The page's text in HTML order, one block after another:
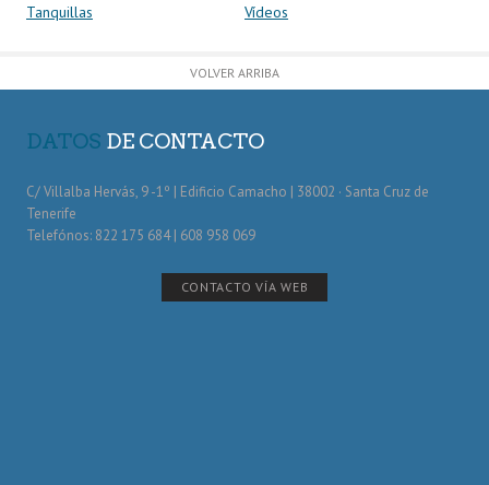
Tanquillas
Vídeos
VOLVER ARRIBA
DATOS DE CONTACTO
C/ Villalba Hervás, 9 -1º | Edificio Camacho | 38002 · Santa Cruz de
Tenerife
Telefónos: 822 175 684 | 608 958 069
CONTACTO VÍA WEB